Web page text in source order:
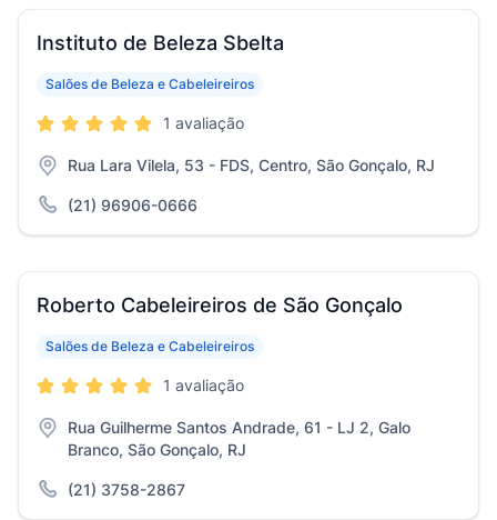
Instituto de Beleza Sbelta
Salões de Beleza e Cabeleireiros
1 avaliação
Rua Lara Vilela, 53 - FDS, Centro, São Gonçalo, RJ
(21) 96906-0666
Roberto Cabeleireiros de São Gonçalo
Salões de Beleza e Cabeleireiros
1 avaliação
Rua Guilherme Santos Andrade, 61 - LJ 2, Galo
Branco, São Gonçalo, RJ
(21) 3758-2867